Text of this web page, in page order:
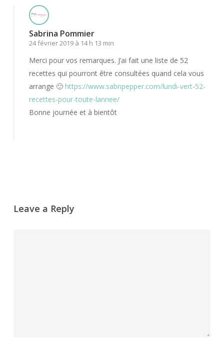
Sabrina Pommier
24 février 2019 à 14 h 13 min
Merci pour vos remarques. J’ai fait une liste de 52
recettes qui pourront être consultées quand cela vous
arrange 🙂 https://www.sabnpepper.com/lundi-vert-52-
recettes-pour-toute-lannee/
Bonne journée et à bientôt
Leave a Reply